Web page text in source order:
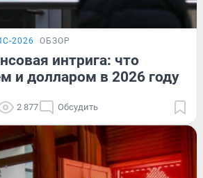
2026 ОБЗОР
интрига: что
и долларом в 2026 году
2 877 Обсудить